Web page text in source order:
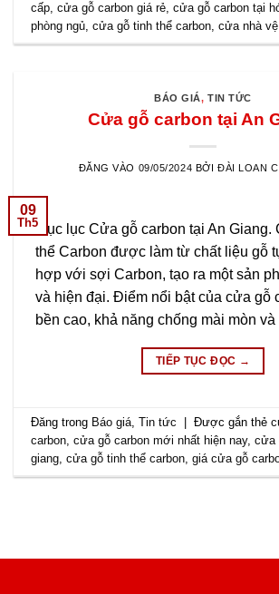
cấp,cửa gỗ carbon giá rẻ,cửa gỗ carbon tại
phòng ngủ,cửa gỗ tinh thể carbon,cửa nhà
BÁO GIÁ,TIN TỨC
Cửa gỗ carbon tại An
ĐĂNG VÀO 09/05/2024 BỞI ĐÀI LOAN
09
Th5Mục lục Cửa gỗ carbon tại An Giang.
thể Carbon được làm từ chất liệu gỗ
hợp với sợi Carbon, tạo ra một sản
và hiện đại. Điểm nổi bật của cửa gỗ
bền cao, khả năng chống mài mòn
TIẾP TỤC ĐỌC →
Đăng trong Báo giá ,Tin tức Được gắn thẻ
carbon ,cửa gỗ carbon mới nhất hiện nay,cửa
giang ,cửa gỗ tinh thể carbon ,giá cửa gỗ